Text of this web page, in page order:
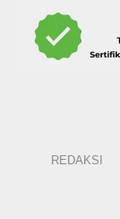
REDAKSI